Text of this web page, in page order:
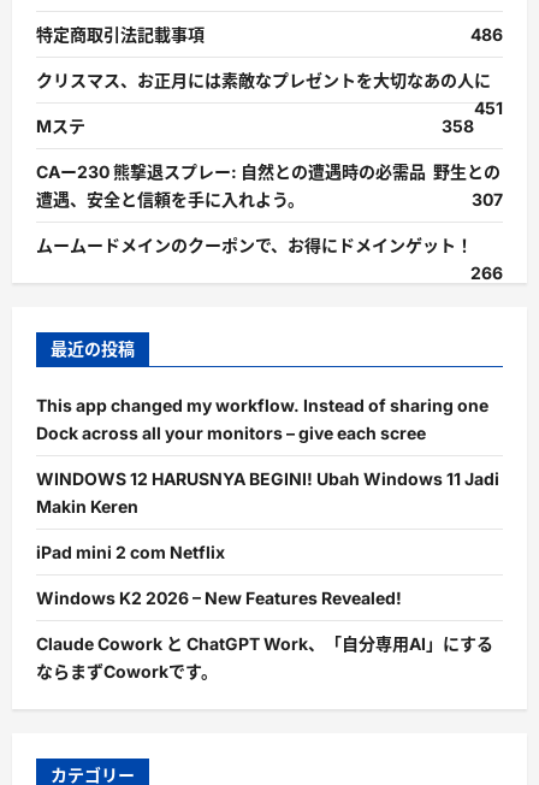
特定商取引法記載事項 486
クリスマス、お正月には素敵なプレゼントを大切なあの人に
451
Mステ
358
CAー230 熊撃退スプレー: 自然との遭遇時の必需品 野生との
遭遇、安全と信頼を手に入れよう。
307
ムームードメインのクーポンで、お得にドメインゲット！
266
最近の投稿
This app changed my workflow. Instead of sharing one
Dock across all your monitors – give each scree
WINDOWS 12 HARUSNYA BEGINI! Ubah Windows 11 Jadi
Makin Keren
iPad mini 2 com Netflix
Windows K2 2026 – New Features Revealed!
Claude Cowork と ChatGPT Work、「自分専用AI」にする
ならまずCoworkです。
カテゴリー